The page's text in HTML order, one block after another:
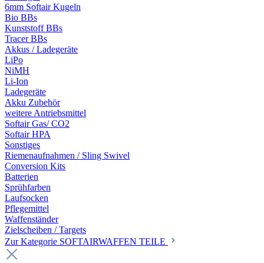
6mm Softair Kugeln
Bio BBs
Kunststoff BBs
Tracer BBs
Akkus / Ladegeräte
LiPo
NiMH
Li-Ion
Ladegeräte
Akku Zubehör
weitere Antriebsmittel
Softair Gas/ CO2
Softair HPA
Sonstiges
Riemenaufnahmen / Sling Swivel
Conversion Kits
Batterien
Sprühfarben
Laufsocken
Pflegemittel
Waffenständer
Zielscheiben / Targets
Zur Kategorie SOFTAIRWAFFEN TEILE